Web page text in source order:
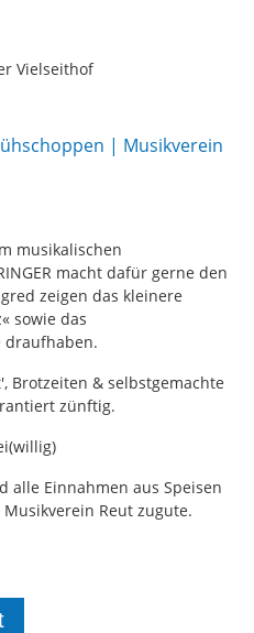
Vielseithof
musikalischen
macht dafür gerne den
zeigen das kleinere
sowie das
draufhaben.
Brotzeiten & selbstgemachte
zünftig.
alle Einnahmen aus Speisen
Reut zugute.